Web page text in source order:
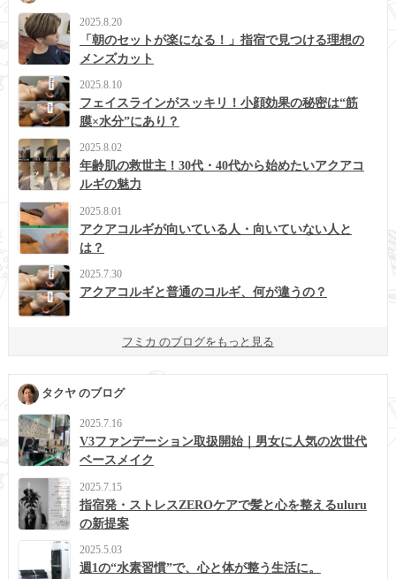
2025.8.20
「朝のセットが楽になる！」指宿で見つける理想の
メンズカット
2025.8.10
フェイスラインがスッキリ！小顔効果の秘密は“筋
膜×水分”にあり？
2025.8.02
年齢肌の救世主！30代・40代から始めたいアクアコ
ルギの魅力
2025.8.01
アクアコルギが向いている人・向いていない人と
は？
2025.7.30
アクアコルギと普通のコルギ、何が違うの？
フミカ のブログをもっと見る
タクヤ のブログ
2025.7.16
V3ファンデーション取扱開始｜男女に人気の次世代
ベースメイク
2025.7.15
指宿発・ストレスZEROケアで髪と心を整えるuluru
の新提案
2025.5.03
週1の“水素習慣”で、心と体が整う生活に。